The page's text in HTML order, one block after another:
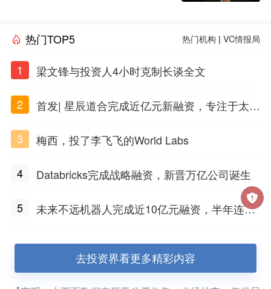
热门TOP5 热门机构 |VC情报局
1 梁文锋与投资人4小时克制长谈全文
2
首发| 星辰道合完成近亿元新融资，专注于太空
3
梅西，投了李飞飞的World Labs
4 Databricks完成战略融资，新晋万亿公司诞生
5
未来不远机器人完成近10亿元融资，半年连获
去投资界看更多精彩内容